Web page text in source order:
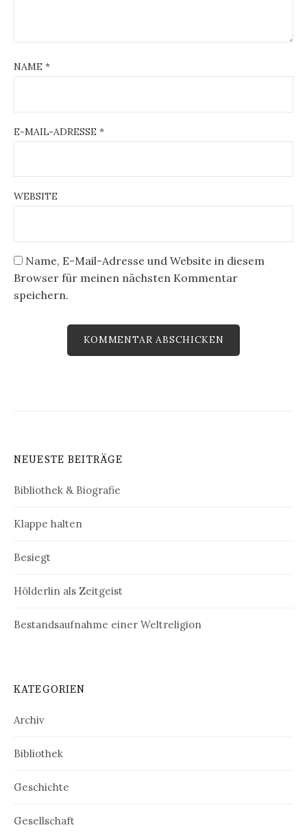
NAME *
E-MAIL-ADRESSE *
WEBSITE
Name, E-Mail-Adresse und Website in diesem
Browser für meinen nächsten Kommentar
speichern.
NEUESTE BEITRÄGE
Bibliothek & Biografie
Klappe halten
Besiegt
Hölderlin als Zeitgeist
Bestandsaufnahme einer Weltreligion
KATEGORIEN
Archiv
Bibliothek
Geschichte
Gesellschaft